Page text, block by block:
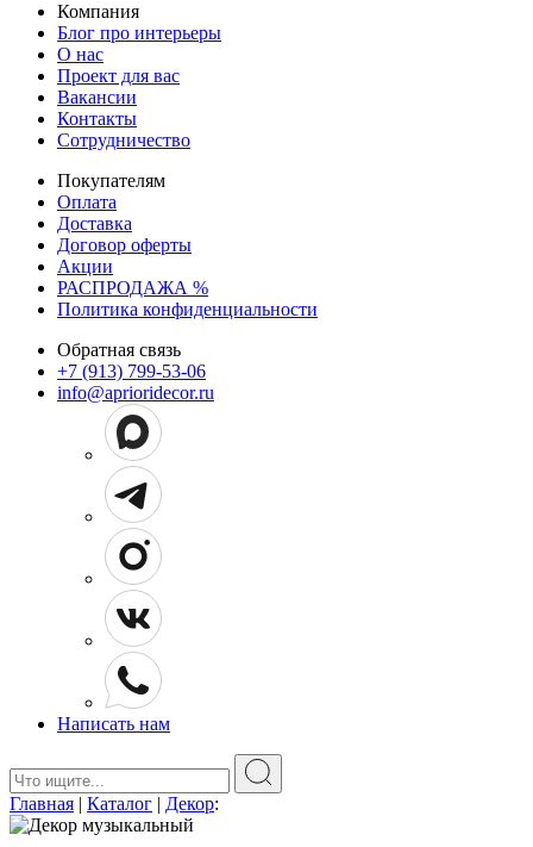
Компания
Блог про интерьеры
О нас
Проект для вас
Вакансии
Контакты
Сотрудничество
Покупателям
Оплата
Доставка
Договор оферты
Акции
РАСПРОДАЖА %
Политика конфиденциальности
Обратная связь
+7 (913) 799-53-06
info@aprioridecor.ru
Написать нам
Главная | Каталог | Декор: